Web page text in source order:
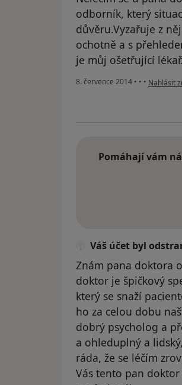
odborník, který
důvěru.Vyzařuje z
ochotně a s
je můj ošetřující lékař.
8. července 2014 • • • podle
Nahlásit
Pomáhají vám
Váš účet byl
Znám pana doktora
doktor je špičkový
který se snaží
ho za celou dobu
dobrý psycholog a
a ohleduplný a
ráda, že se léčím
Vás tento pan